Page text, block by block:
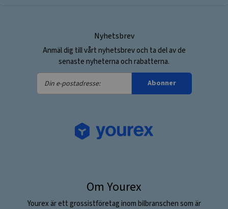
Nyhetsbrev
Anmäl dig till vårt nyhetsbrev och ta del av de
senaste nyheterna och rabatterna.
Din
e-
Abonner
Om Yourex
Yourex är ett grossistföretag inom bilbranschen som är